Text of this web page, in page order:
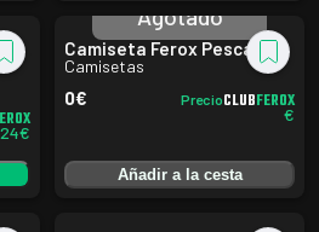
€
Agotado
Camiseta Ferox Pescador
Camisetas
0€ PrecioCLUBFEROX
€
Añadir a la cesta